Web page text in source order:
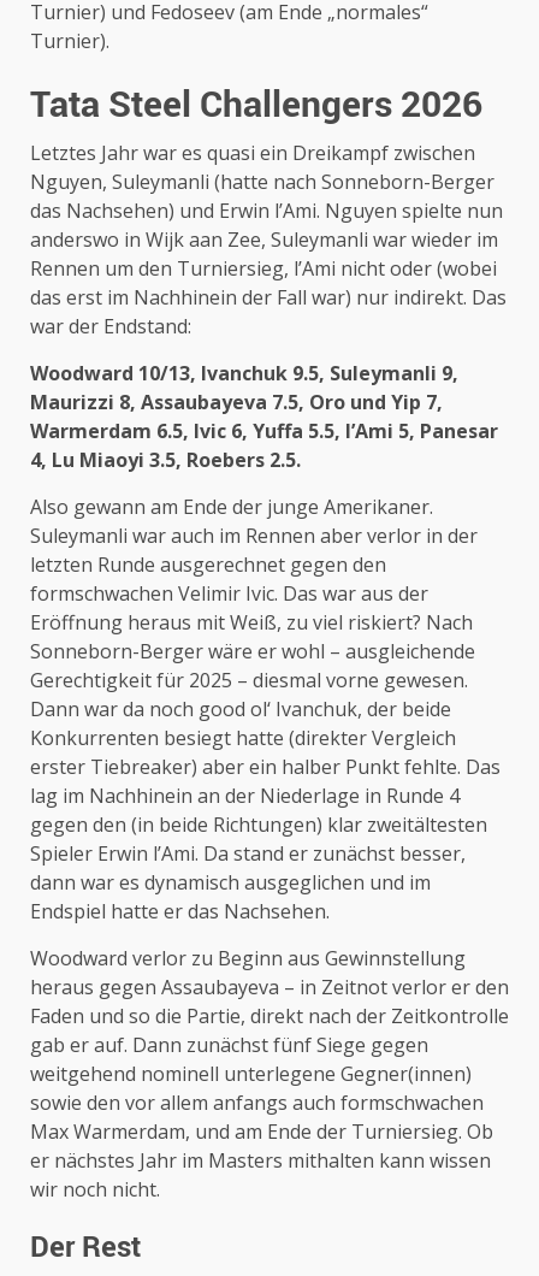
Turnier) und Fedoseev (am Ende „normales“
Turnier).
Tata Steel Challengers 2026
Letztes Jahr war es quasi ein Dreikampf zwischen
Nguyen, Suleymanli (hatte nach Sonneborn-Berger
das Nachsehen) und Erwin l’Ami. Nguyen spielte nun
anderswo in Wijk aan Zee, Suleymanli war wieder im
Rennen um den Turniersieg, l’Ami nicht oder (wobei
das erst im Nachhinein der Fall war) nur indirekt. Das
war der Endstand:
Woodward 10/13, Ivanchuk 9.5, Suleymanli 9,
Maurizzi 8, Assaubayeva 7.5, Oro und Yip 7,
Warmerdam 6.5, Ivic 6, Yuffa 5.5, l’Ami 5, Panesar
4, Lu Miaoyi 3.5, Roebers 2.5.
Also gewann am Ende der junge Amerikaner.
Suleymanli war auch im Rennen aber verlor in der
letzten Runde ausgerechnet gegen den
formschwachen Velimir Ivic. Das war aus der
Eröffnung heraus mit Weiß, zu viel riskiert? Nach
Sonneborn-Berger wäre er wohl – ausgleichende
Gerechtigkeit für 2025 – diesmal vorne gewesen.
Dann war da noch good ol‘ Ivanchuk, der beide
Konkurrenten besiegt hatte (direkter Vergleich
erster Tiebreaker) aber ein halber Punkt fehlte. Das
lag im Nachhinein an der Niederlage in Runde 4
gegen den (in beide Richtungen) klar zweitältesten
Spieler Erwin l’Ami. Da stand er zunächst besser,
dann war es dynamisch ausgeglichen und im
Endspiel hatte er das Nachsehen.
Woodward verlor zu Beginn aus Gewinnstellung
heraus gegen Assaubayeva – in Zeitnot verlor er den
Faden und so die Partie, direkt nach der Zeitkontrolle
gab er auf. Dann zunächst fünf Siege gegen
weitgehend nominell unterlegene Gegner(innen)
sowie den vor allem anfangs auch formschwachen
Max Warmerdam, und am Ende der Turniersieg. Ob
er nächstes Jahr im Masters mithalten kann wissen
wir noch nicht.
Der Rest